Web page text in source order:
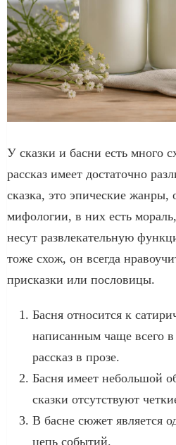
У сказки и басни есть много
рассказ имеет достаточно
сказка, это эпические жанры,
мифологии, в них есть
несут развлекательную
тоже схож, он всегда
присказки или пословицы.
Басня относится к
написанным чаще всего в
рассказ в прозе.
Басня имеет небольшой
сказки отсутствуют
В басне сюжет является
цепь событий.